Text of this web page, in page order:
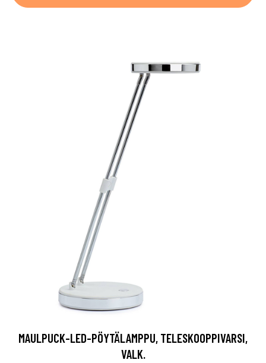
MAULPUCK-LED-PÖYTÄLAMPPU, TELESKOOPPIVARSI,
VALK.